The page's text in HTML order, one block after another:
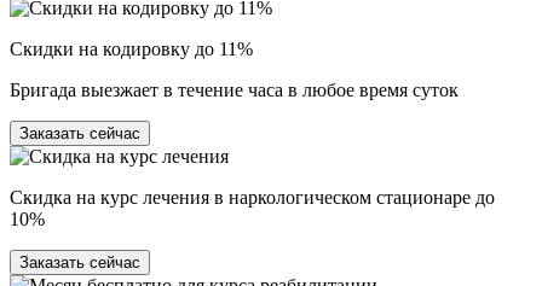
Скидки на кодировку до 11%
Бригада выезжает в течение часа в любое время суток
Заказать сейчас
Скидка на курс лечения в наркологическом стационаре до
10%
Заказать сейчас